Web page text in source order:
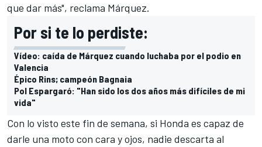
que dar más", reclama Márquez.
Por si te lo perdiste:
Vídeo: caída de Márquez cuando luchaba por el podio en
Valencia
Épico Rins; campeón Bagnaia
Pol Espargaró: "Han sido los dos años más difíciles de mi
vida"
Con lo visto este fin de semana, si Honda es capaz de
darle una moto con cara y ojos, nadie descarta al